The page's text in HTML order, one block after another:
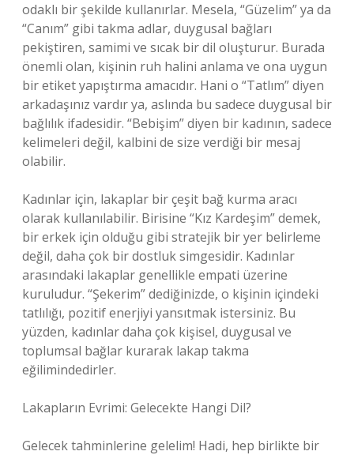
odaklı bir şekilde kullanırlar. Mesela, “Güzelim” ya da
“Canım” gibi takma adlar, duygusal bağları
pekiştiren, samimi ve sıcak bir dil oluşturur. Burada
önemli olan, kişinin ruh halini anlama ve ona uygun
bir etiket yapıştırma amacıdır. Hani o “Tatlım” diyen
arkadaşınız vardır ya, aslında bu sadece duygusal bir
bağlılık ifadesidir. “Bebişim” diyen bir kadının, sadece
kelimeleri değil, kalbini de size verdiği bir mesaj
olabilir.
Kadınlar için, lakaplar bir çeşit bağ kurma aracı
olarak kullanılabilir. Birisine “Kız Kardeşim” demek,
bir erkek için olduğu gibi stratejik bir yer belirleme
değil, daha çok bir dostluk simgesidir. Kadınlar
arasındaki lakaplar genellikle empati üzerine
kuruludur. “Şekerim” dediğinizde, o kişinin içindeki
tatlılığı, pozitif enerjiyi yansıtmak istersiniz. Bu
yüzden, kadınlar daha çok kişisel, duygusal ve
toplumsal bağlar kurarak lakap takma
eğilimindedirler.
Lakapların Evrimi: Gelecekte Hangi Dil?
Gelecek tahminlerine gelelim! Hadi, hep birlikte bir